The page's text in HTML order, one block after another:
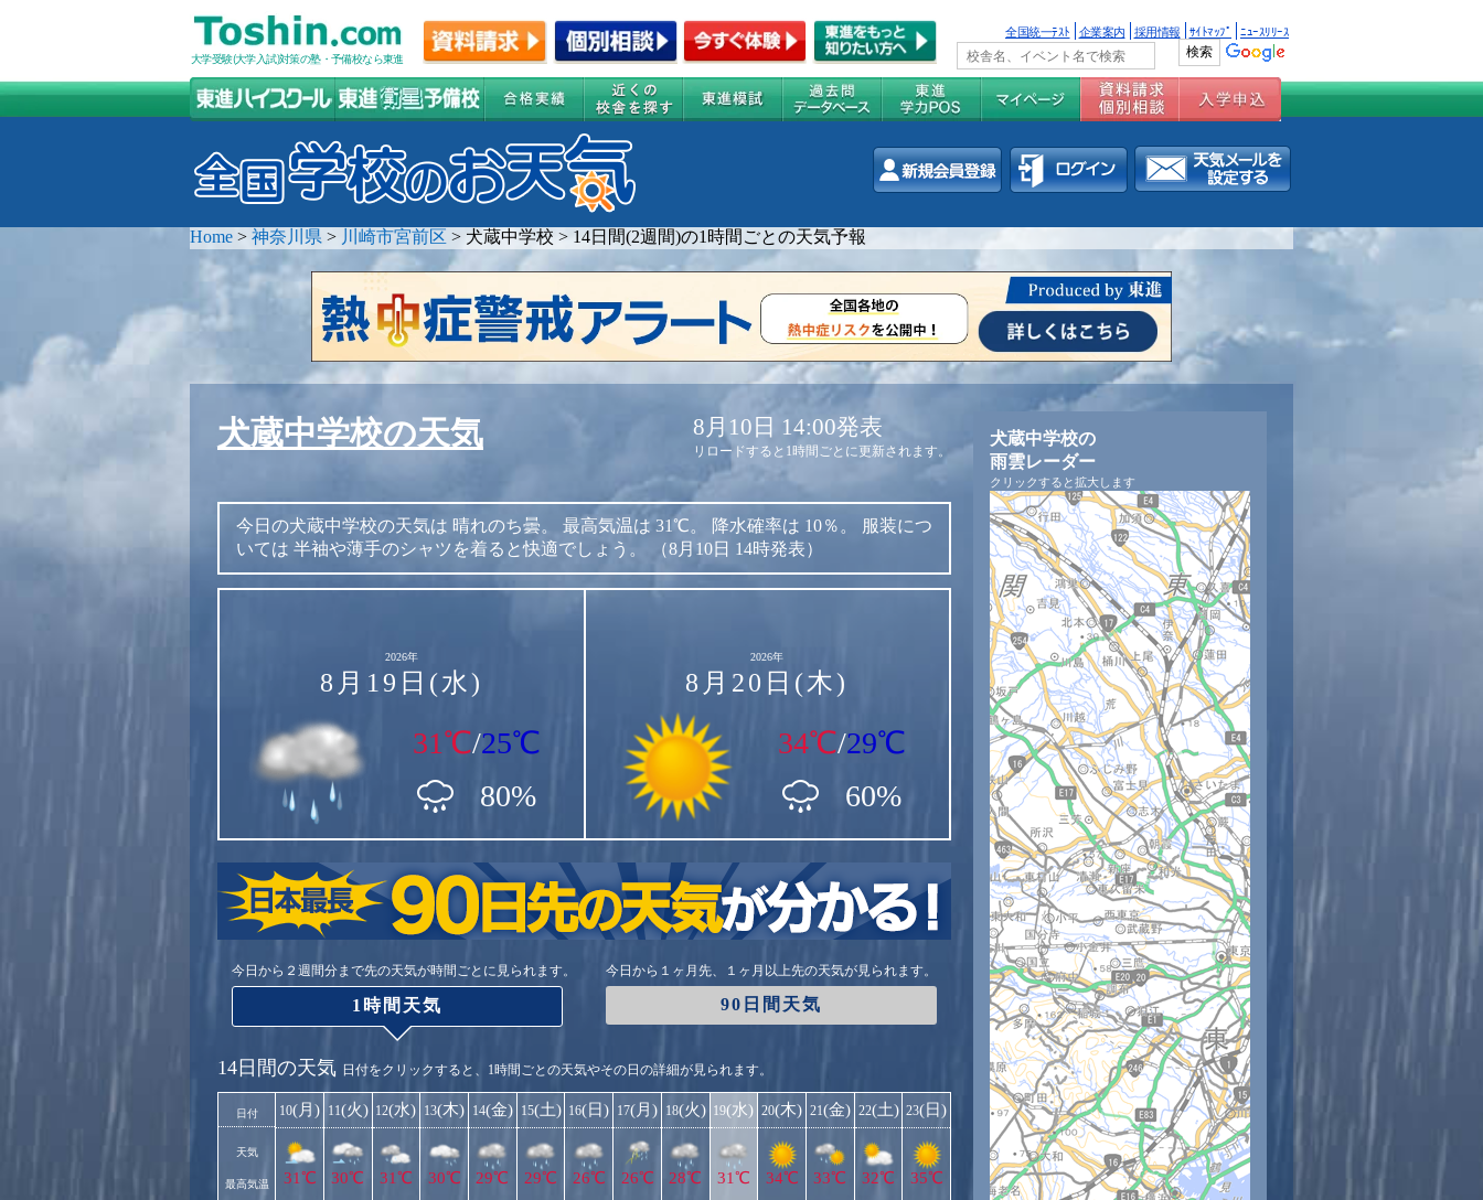
大学受験(大学入試)対策の塾・予備校なら東進
全国統一ﾃｽﾄ 企業案内 採用情報 ｻｲﾄﾏｯﾌﾟ ﾆｭｰｽﾘﾘｰｽ
Home > 神奈川県 > 川崎市宮前区 > 犬蔵中学校 > 14日間(2週間)の1時間ごとの天気予報
犬蔵中学校の天気 8月10日 14:00発表
リロードすると1時間ごとに更新されます。
今日の犬蔵中学校の天気は 晴れのち曇。 最高気温は 31℃。 降水確率は 10％。
服装につ
いては 半袖や薄手のシャツを着ると快適でしょう。 （8月10日 14時発表）
2026年
8月19日(水)
31℃/25℃
80%
2026年
8月20日(木)
34℃/29℃
60%
今日から２週間分まで先の天気が時間ごとに見られます。
1時間天気
今日から１ヶ月先、１ヶ月以上先の天気が見られます。
90日間天気
14日間の天気 日付をクリックすると、1時間ごとの天気やその日の詳細が見られます。
日付
天気
最高気温
10(月)
31℃
11(火)
30℃
12(水)
31℃
13(木)
30℃
14(金)
29℃
15(土)
29℃
16(日)
26℃
17(月)
26℃
18(火)
28℃
19(水)
31℃
20(木)
34℃
21(金)
33℃
22(土)
32℃
23(日)
35℃
犬蔵中学校の
雨雲レーダー
クリックすると拡大します